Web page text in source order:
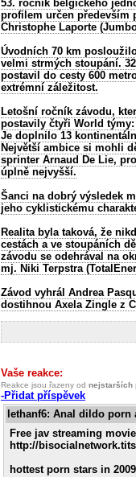
53. ročník belgického
profilem určen především
Christophe Laporte
Úvodních 70 km
velmi strmých stoupání.
postavil do cesty 600
extrémní záležitost.
Letošní ročník závodu,
postavily čtyři World
Je doplnilo 13
Největší ambice si mohli
sprinter Arnaud De Lie,
úplně nejvyšší.
Šanci na dobrý výsledek
jeho cyklistickému
Realita byla taková, že
cestách a ve stoupáních
závodu se odehrával na
mj. Niki Terpstra
Závod vyhrál Andrea
dostihnou Axela Zingle z
Vaše reakce:
Reakce jsou řazeny od nejstarších
-Přidat příspěvek
lethanf6: Anal dildo porn
Free jav streaming
http://
hottest porn stars in